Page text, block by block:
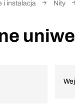
i instalacja Nity